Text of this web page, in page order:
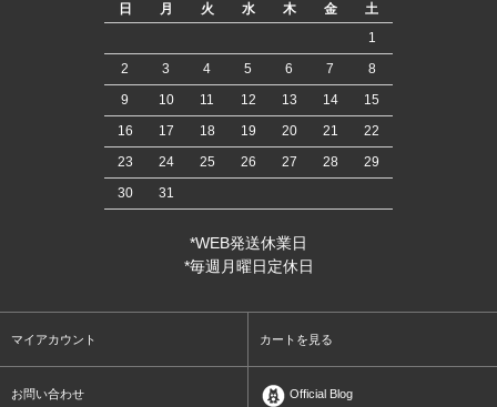
日
月 火 水 木 金
土
1
2
3 4 5 6 7
8
9
10 11 12 13 14
15
16
17 18 19 20 21
22
23
24 25 26 27 28
29
30
31
*WEB発送休業日
*毎週月曜日定休日
マイアカウント カートを見る
お問い合わせ Official Blog